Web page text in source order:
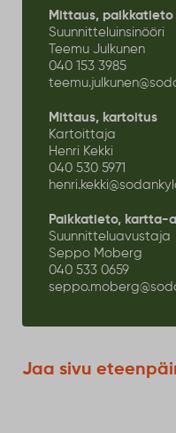
Mittaus, paikkatieto
Suunnitteluinsinööri
Teemu Julkunen
040 153 3985
Mittaus, kartoitus
Kartoittaja
Henri Kekki
040 530 5971
Paikkatieto, kartta-
Suunnitteluavustaja
Seppo Moberg
040 533 0659
Jaa sivu